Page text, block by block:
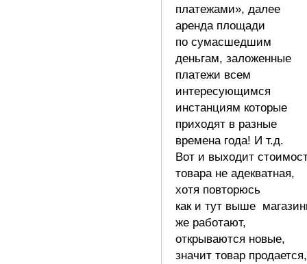
платежами», далее
аренда площади
по сумасшедшим
деньгам, заложенные
платежи всем
интересующимся
инстанциям которые
приходят в разные
времена года! И т.д.
Вот и выходит
товара не адекватная,
хотя повторюсь
как и тут выше
же работают,
открываются новые,
значит товар продается,